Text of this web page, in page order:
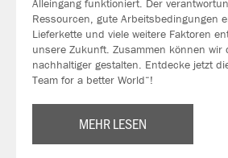
Ressourcen, gute Arbeitsbedingungen
Lieferkette und viele weitere Faktoren
unsere Zukunft. Zusammen können wir
nachhaltiger gestalten. Entdecke jetzt
Team for a better World“!
MEHR LESEN